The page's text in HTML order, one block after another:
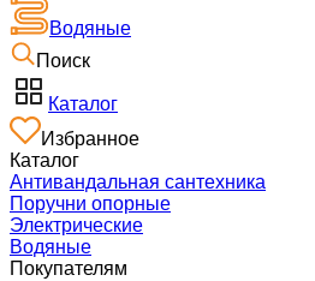
Водяные
Поиск
Каталог
Избранное
Каталог
Антивандальная сантехника
Поручни опорные
Электрические
Водяные
Покупателям